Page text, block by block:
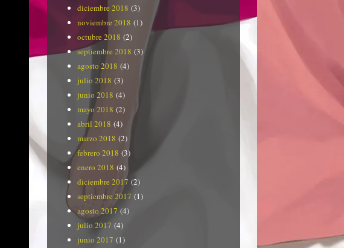
diciembre 2018 (3)
noviembre 2018 (1)
octubre 2018 (2)
septiembre 2018 (3)
agosto 2018 (4)
julio 2018 (3)
junio 2018 (4)
mayo 2018 (2)
abril 2018 (4)
marzo 2018 (2)
febrero 2018 (3)
enero 2018 (4)
diciembre 2017 (2)
septiembre 2017 (1)
agosto 2017 (4)
julio 2017 (4)
junio 2017 (1)